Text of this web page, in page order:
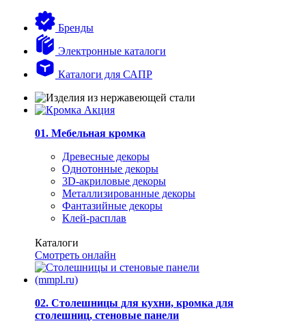
Бренды
Электронные каталоги
Каталоги для САПР
01. Мебельная кромка
Древесные декоры
Однотонные декоры
3D-акриловые декоры
Металлизированные декоры
Фантазийные декоры
Клей-расплав
Каталоги
Смотреть онлайн
02. Столешницы для кухни, кромка для
столешниц, стеновые панели